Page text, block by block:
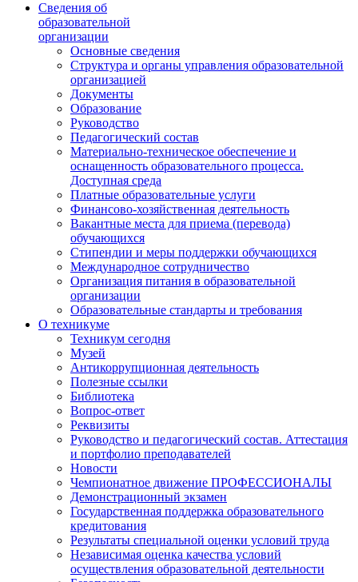
Сведения об
образовательной
организации
Основные сведения
Структура и органы управления образовательной
организацией
Документы
Образование
Руководство
Педагогический состав
Материально-техническое обеспечение и
оснащенность образовательного процесса.
Доступная среда
Платные образовательные услуги
Финансово-хозяйственная деятельность
Вакантные места для приема (перевода)
обучающихся
Стипендии и меры поддержки обучающихся
Международное сотрудничество
Организация питания в образовательной
организации
Образовательные стандарты и требования
О техникуме
Техникум сегодня
Музей
Антикоррупционная деятельность
Полезные ссылки
Библиотека
Вопрос-ответ
Реквизиты
Руководство и педагогический состав. Аттестация
и портфолио преподавателей
Новости
Чемпионатное движение ПРОФЕССИОНАЛЫ
Демонстрационный экзамен
Государственная поддержка образовательного
кредитования
Результаты специальной оценки условий труда
Независимая оценка качества условий
осуществления образовательной деятельности